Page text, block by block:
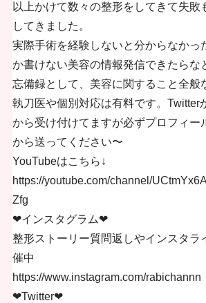
以上かけて数々の整形をしてきて失敗
してきました。
実際手術を経験しないと分からなかっ
か書けない美容の情報発信できたらな
忘備録として、美容に関すること全般
執刀医や個別対応は有料です。Twitter
から受け付けてますが必ずプロフィー
から送ってください〜
YouTubeはこちら↓
https://youtube.com/channel/
Zfg
❤︎インスタグラム❤︎
整形ストーリー質問返しやインスタラ
催中
https://www.instagram.com/rabichannn
❤︎Twitter❤︎